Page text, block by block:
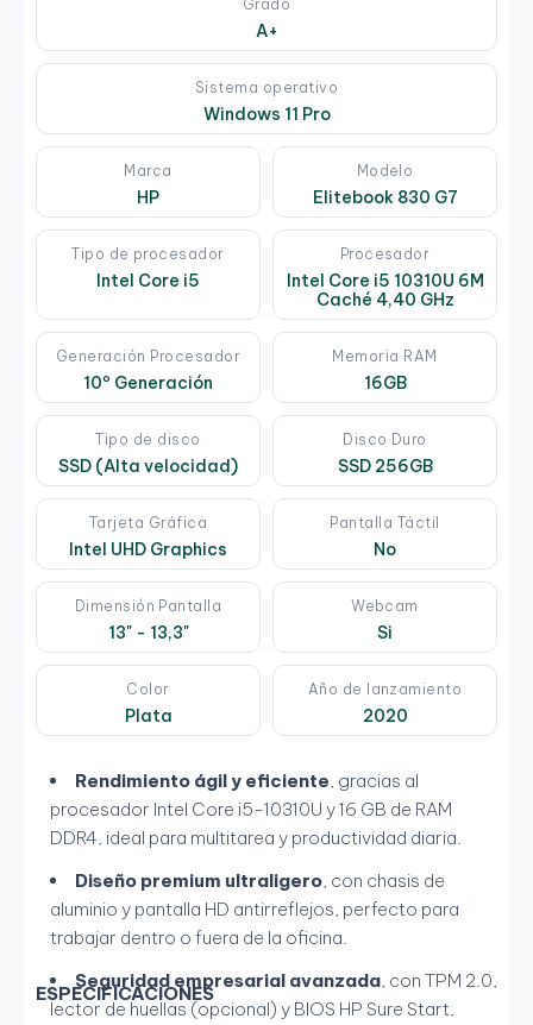
Grado
A+
Sistema operativo
Windows 11 Pro
Marca
HP
Modelo
Elitebook 830 G7
Tipo de procesador
Intel Core i5
Procesador
Intel Core i5 10310U 6M
Caché 4,40 GHz
Generación Procesador
10º Generación
Memoria RAM
16GB
Tipo de disco
SSD (Alta velocidad)
Disco Duro
SSD 256GB
Tarjeta Gráfica
Intel UHD Graphics
Pantalla Táctil
No
Dimensión Pantalla
13" - 13,3"
Webcam
Si
Color
Plata
Año de lanzamiento
2020
Rendimiento ágil y eficiente, gracias al
procesador Intel Core i5-10310U y 16 GB de RAM
DDR4, ideal para multitarea y productividad diaria.
Diseño premium ultraligero, con chasis de
aluminio y pantalla HD antirreflejos, perfecto para
trabajar dentro o fuera de la oficina.
Seguridad empresarial avanzada, con TPM 2.0,
lector de huellas (opcional) y BIOS HP Sure Start,
ESPECIFICACIONES